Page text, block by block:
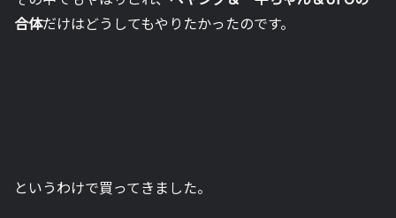
合体だけはどうしてもやりたかったのです。
というわけで買ってきました。